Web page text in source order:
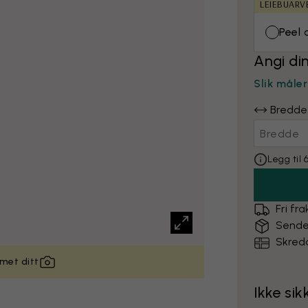
ditt
Peel
Angi
Slik
Bredde
Legg til
Fri
Ikke